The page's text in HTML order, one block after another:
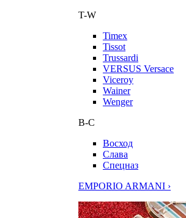
T-W
Timex
Tissot
Trussardi
VERSUS Versace
Viceroy
Wainer
Wenger
В-С
Восход
Слава
Спецназ
EMPORIO ARMANI ›